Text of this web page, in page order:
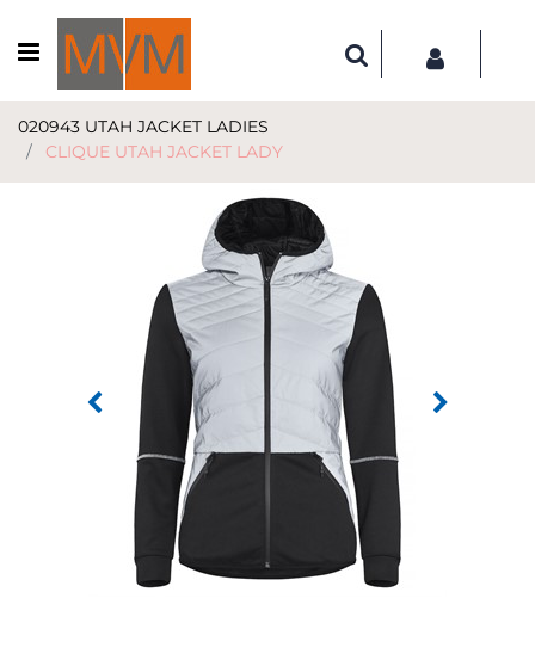
Open menu
020943 UTAH JACKET LADIES
CLIQUE UTAH JACKET LADY